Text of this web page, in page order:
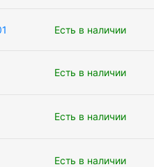
Есть в наличии
Есть в наличии
Есть в наличии
Есть в наличии